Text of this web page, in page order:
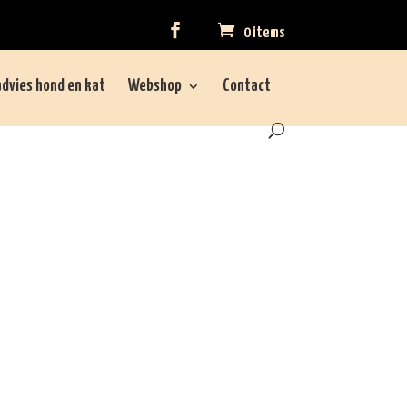
0 items
hond en kat Webshop Contact